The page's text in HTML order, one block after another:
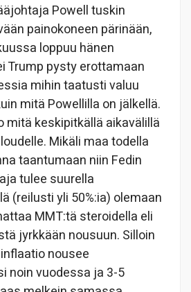
Powell tuskin
painokoneen pärinään,
loppuu hänen
Trump pysty erottamaan
mihin taatusti valuu
mitä Powellilla on jälkellä.
mitä keskipitkällä aikavälillä
Mikäli maa todella
taantumaan niin Fedin
tulee suurella
(reilusti yli 50%:ia) olemaan
MMT:tä steroidella eli
jyrkkään nousuun. Silloin
nousee
noin vuodessa ja 3-5